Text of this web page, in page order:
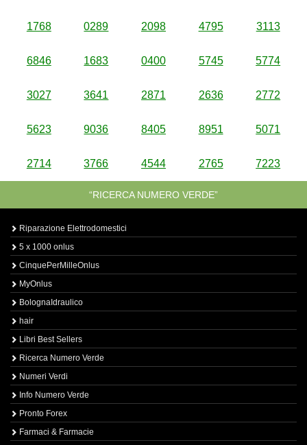
1768 0289 2098 4795 3113
6846 1683 0400 5745 5774
3027 3641 2871 2636 2772
5623 9036 8405 8951 5071
2714 3766 4544 2765 7223
“RICERCA NUMERO VERDE”
Riparazione Elettrodomestici
5 x 1000 onlus
CinquePerMilleOnlus
MyOnlus
BolognaIdraulico
hair
Libri Best Sellers
Ricerca Numero Verde
Numeri Verdi
Info Numero Verde
Pronto Forex
Farmaci & Farmacie